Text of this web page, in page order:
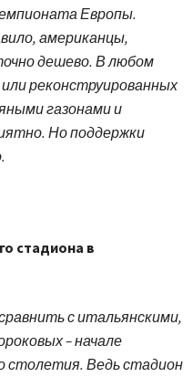
Европы.
американцы,
дешево. В любом
реконструированных
газонами и
Но поддержки
стадиона в
с итальянскими,
– начале
столетия. Ведь стадион